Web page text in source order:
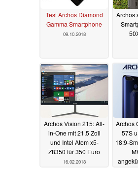
Test Archos Diamond
Gamma Smartphone
09.10.2018
Archos
Archos Vision 215: All-
in-One mit 21,5 Zoll
und Intel Atom x5-
Z8350 für 350 Euro
16.02.2018
Archos
57S
18:9-